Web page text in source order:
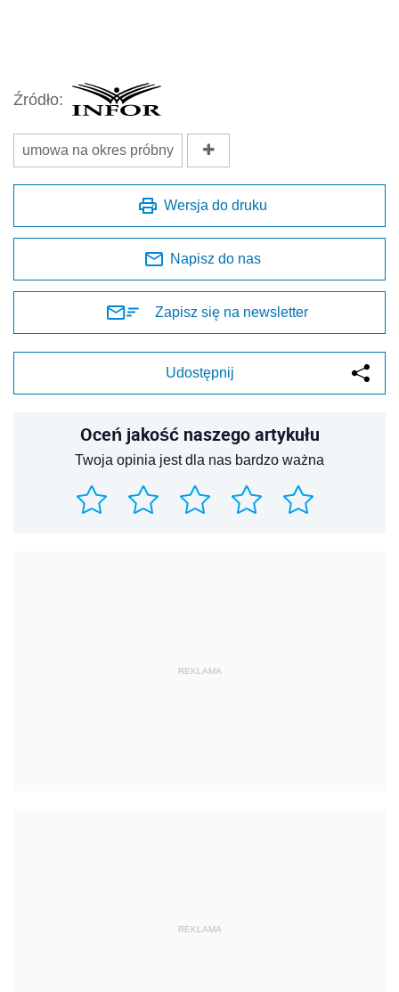
Źródło:
umowa na okres próbny
Wersja do druku
Napisz do nas
Zapisz się na newsletter
Udostępnij
Oceń jakość naszego artykułu
Twoja opinia jest dla nas bardzo ważna
REKLAMA
REKLAMA